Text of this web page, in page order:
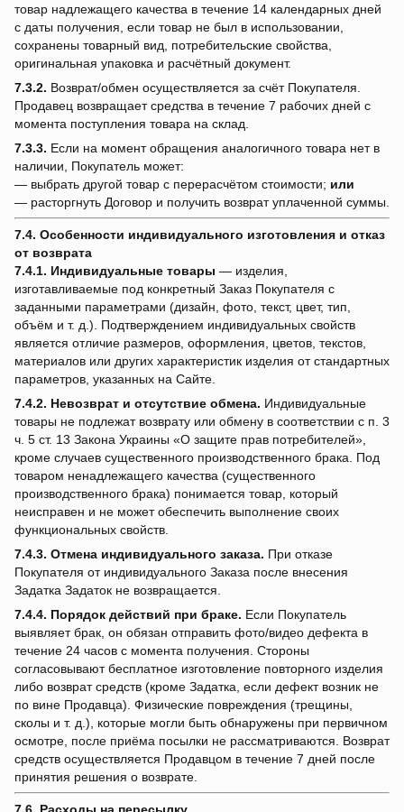
товар надлежащего качества в течение 14 календарных дней
с даты получения, если товар не был в использовании,
сохранены товарный вид, потребительские свойства,
оригинальная упаковка и расчётный документ.
7.3.2. Возврат/обмен осуществляется за счёт Покупателя.
Продавец возвращает средства в течение 7 рабочих дней с
момента поступления товара на склад.
7.3.3. Если на момент обращения аналогичного товара нет в
наличии, Покупатель может:
— выбрать другой товар с перерасчётом стоимости; или
— расторгнуть Договор и получить возврат уплаченной суммы.
7.4. Особенности индивидуального изготовления и отказ
от возврата
7.4.1. Индивидуальные товары — изделия,
изготавливаемые под конкретный Заказ Покупателя с
заданными параметрами (дизайн, фото, текст, цвет, тип,
объём и т. д.). Подтверждением индивидуальных свойств
является отличие размеров, оформления, цветов, текстов,
материалов или других характеристик изделия от стандартных
параметров, указанных на Сайте.
7.4.2. Невозврат и отсутствие обмена. Индивидуальные
товары не подлежат возврату или обмену в соответствии с п. 3
ч. 5 ст. 13 Закона Украины «О защите прав потребителей»,
кроме случаев существенного производственного брака. Под
товаром ненадлежащего качества (существенного
производственного брака) понимается товар, который
неисправен и не может обеспечить выполнение своих
функциональных свойств.
7.4.3. Отмена индивидуального заказа. При отказе
Покупателя от индивидуального Заказа после внесения
Задатка Задаток не возвращается.
7.4.4. Порядок действий при браке. Если Покупатель
выявляет брак, он обязан отправить фото/видео дефекта в
течение 24 часов с момента получения. Стороны
согласовывают бесплатное изготовление повторного изделия
либо возврат средств (кроме Задатка, если дефект возник не
по вине Продавца). Физические повреждения (трещины,
сколы и т. д.), которые могли быть обнаружены при первичном
осмотре, после приёма посылки не рассматриваются. Возврат
средств осуществляется Продавцом в течение 7 дней после
принятия решения о возврате.